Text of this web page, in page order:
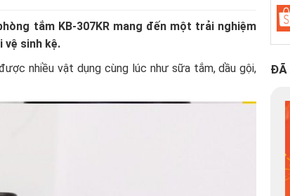
tắm KB-307KR mang đến một trải nghiệm
vệ sinh kệ.
nhiều vật dụng cùng lúc như sữa tắm, dầu gội,
ĐÃ